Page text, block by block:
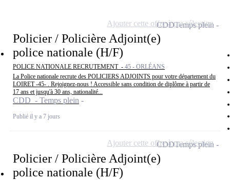
Policier / Policière Adjoint(e)
police nationale (H/F)
POLICE NATIONALE RECRUTEMENT - 45 - ORLÉANS
La Police nationale recrute des POLICIERS ADJOINTS pour votre département du
LOIRET -45- . Rejoignez-nous ! Accessible sans condition de diplôme à partir de
17 ans et jusqu'à 30 ans, nationalité...
CDD - Temps plein
Publié il y a 7 jours
CDDTemps plein
Ajouter cette offre à ma sélection
Policier / Policière Adjoint(e)
police nationale (H/F)
CDDTemps plein
Ajouter cette offre à ma sélection